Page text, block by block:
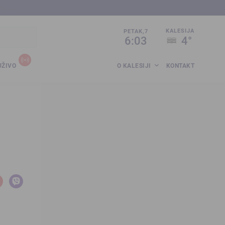
PETAK,7
6:03
KALESIJA
4°
O KALESIJI KONTAKT